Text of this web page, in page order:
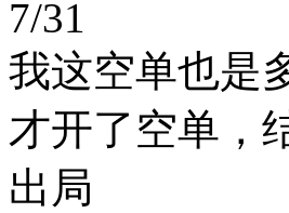
7/31
我这空单也是
才开了空单，
出局